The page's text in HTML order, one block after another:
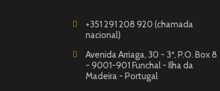
+351 291 208 920 (chamada
nacional)
Avenida Arriaga, 30 - 3º, P.O. Box 8
- 9001-901 Funchal - Ilha da
Madeira - Portugal